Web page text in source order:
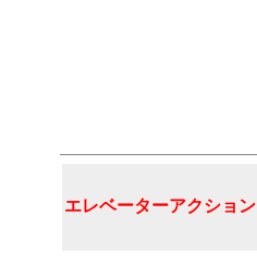
エレベーターアクション